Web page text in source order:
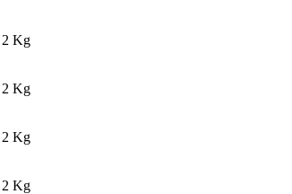
2 Kg
2 Kg
2 Kg
2 Kg